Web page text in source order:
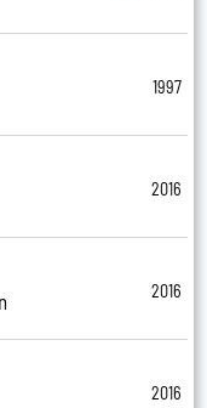
1997
2016
2016
2016